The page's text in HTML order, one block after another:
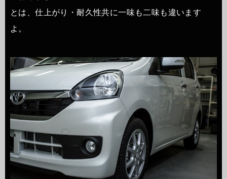
とは、仕上がり・耐久性共に一味も二味も違います
よ。